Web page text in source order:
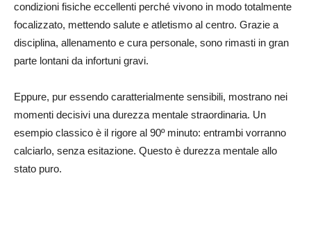
condizioni fisiche eccellenti perché vivono in modo totalmente
focalizzato, mettendo salute e atletismo al centro. Grazie a
disciplina, allenamento e cura personale, sono rimasti in gran
parte lontani da infortuni gravi.
Eppure, pur essendo caratterialmente sensibili, mostrano nei
momenti decisivi una durezza mentale straordinaria. Un
esempio classico è il rigore al 90º minuto: entrambi vorranno
calciarlo, senza esitazione. Questo è durezza mentale allo
stato puro.